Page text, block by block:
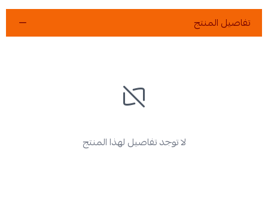
تفاصيل المنتج
لا توجد تفاصيل لهذا المنتج